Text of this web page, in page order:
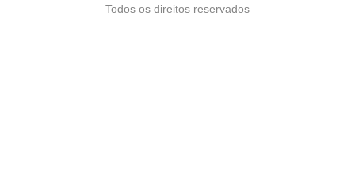
Todos os direitos reservados